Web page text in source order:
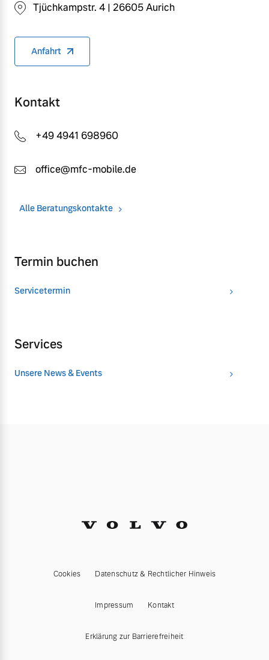
Tjüchkampstr. 4 | 26605 Aurich
Anfahrt
Kontakt
+49 4941 698960
office@mfc-mobile.de
Alle Beratungskontakte
Termin buchen
Servicetermin
Services
Unsere News & Events
Cookies Datenschutz & Rechtlicher Hinweis
Impressum Kontakt
Erklärung zur Barrierefreiheit